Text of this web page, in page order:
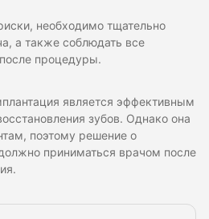
необходимо тщательно
а также соблюдать все
процедуры.
является эффективным
зубов. Однако она
поэтому решение о
приниматься врачом после